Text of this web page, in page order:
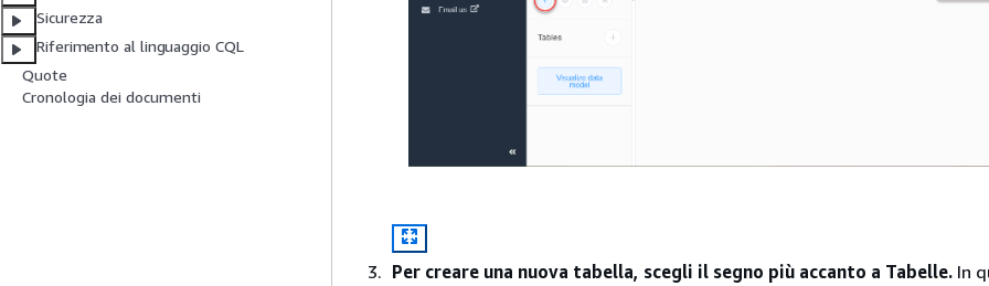
Sicurezza
Riferimento al linguaggio CQL
Quote
Cronologia dei documenti
Per creare una nuova tabella, scegli il segno più accanto a Tabelle. In